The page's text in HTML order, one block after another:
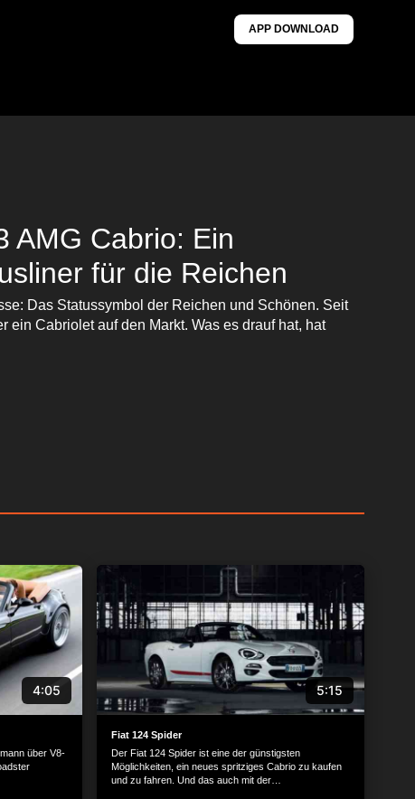
APP DOWNLOAD
AMG Cabrio: Ein
für die Reichen
Das Statussymbol der Reichen und Schönen. Seit
ein Cabriolet auf den Markt. Was es drauf hat, hat
4:05
über V8-
5:15
Fiat 124 Spider
Der Fiat 124 Spider ist eine der günstigsten
Möglichkeiten, ein neues spritziges Cabrio zu kaufen
und zu fahren. Und das auch mit der